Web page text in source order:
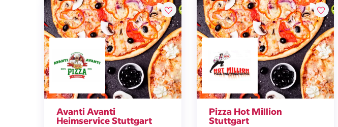
Avanti Avanti
Heimservice Stuttgart
Pizza Hot Million
Stuttgart